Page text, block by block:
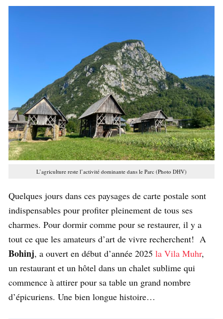
L’agriculture reste l’activité dominante dans le Parc (Photo DHV)
Quelques jours dans ces paysages de carte postale sont
indispensables pour profiter pleinement de tous ses
charmes. Pour dormir comme pour se restaurer, il y a
tout ce que les amateurs d’art de vivre recherchent! A
Bohinj, a ouvert en début d’année 2025 la Vila Muhr,
un restaurant et un hôtel dans un chalet sublime qui
commence à attirer pour sa table un grand nombre
d’épicuriens. Une bien longue histoire…